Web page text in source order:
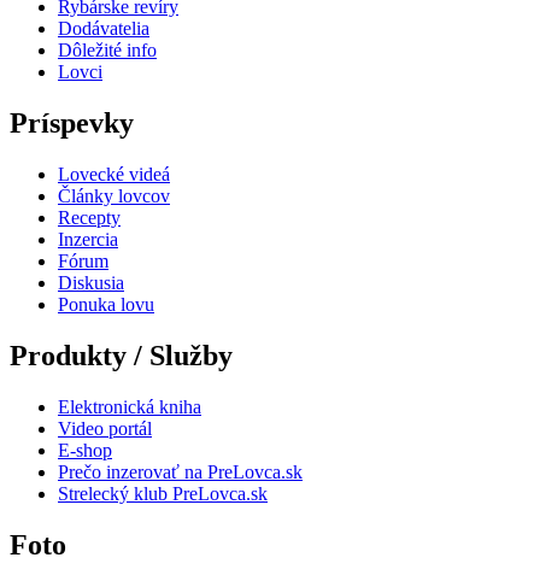
Rybárske revíry
Dodávatelia
Dôležité info
Lovci
Príspevky
Lovecké videá
Články lovcov
Recepty
Inzercia
Fórum
Diskusia
Ponuka lovu
Produkty / Služby
Elektronická kniha
Video portál
E-shop
Prečo inzerovať na PreLovca.sk
Strelecký klub PreLovca.sk
Foto